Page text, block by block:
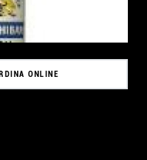
ONLINE